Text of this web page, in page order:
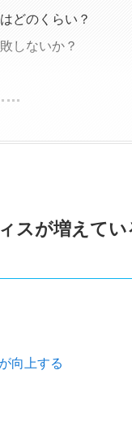
どのくらい？
しないか？
スが増えてい
向上する